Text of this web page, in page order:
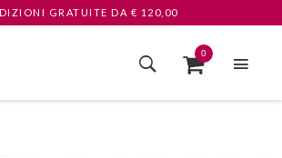
GRATUITE DA € 120,00
0